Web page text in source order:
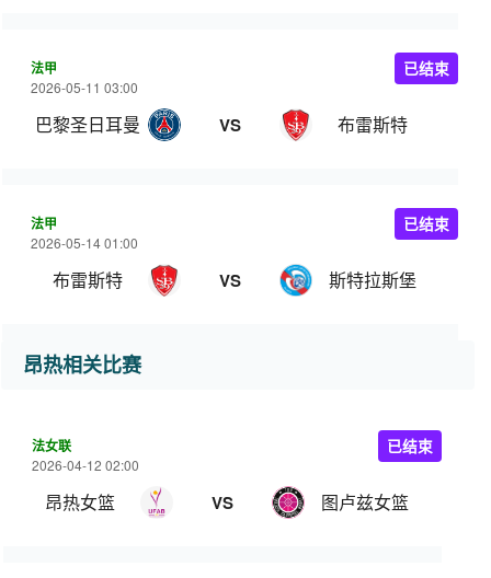
法甲
2026-05-11 03:00
巴黎圣日耳曼 VS 布雷斯特
已结束
法甲
2026-05-14 01:00
布雷斯特 VS 斯特拉斯堡
已结束
昂热相关比赛
法女联
2026-04-12 02:00
昂热女篮 VS 图卢兹女篮
已结束